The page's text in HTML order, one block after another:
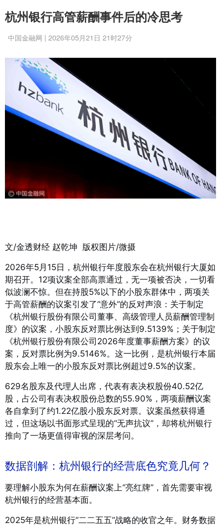
杭州银行高管薪酬事件后的冷思考
中国金融网 | 2026年05月21日 21时27分
文/金透财经 赵乾坤 版权图片/微摄
2026年5月15日，杭州银行年度股东会在杭州银行大厦如
期召开。12项议案全部高票通过，无一项被否决，一切看
似波澜不惊。但在持股5%以下的小股东群体中，两项关
于高管薪酬的议案引发了“意外”的反对声浪：关于制定
《杭州银行股份有限公司董事、高级管理人员薪酬管理制
度》的议案，小股东反对票比例达到9.5139%；关于制定
《杭州银行股份有限公司2026年度董事薪酬方案》的议
案，反对票比例为9.5146%。这一比例，是杭州银行本届
股东会上唯一的小股东反对票比例超过9.5%的议案。
629名股东及代理人出席，代表有表决权股份40.52亿
股，占公司有表决权股份总数的55.90%，两项薪酬议案
各自拿到了约1.22亿股小股东反对票。议案虽然获得通
过，但这场以书面形式呈现的“无声抗议”，却将杭州银行
推向了一场更值得审视的深层考问。
数据剖解：杭州银行的经营底色究竟几何？
要理解小股东为何在薪酬议案上“亮红牌”，首先需要审视
杭州银行的经营基本面。
2025年是杭州银行“二二五五”战略的收官之年。财务数据